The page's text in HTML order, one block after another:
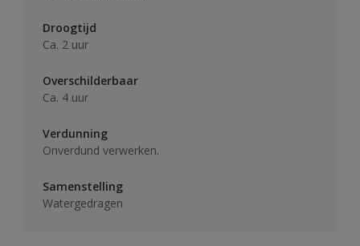
Droogtijd
Ca. 2 uur
Overschilderbaar
Ca. 4 uur
Verdunning
Onverdund verwerken.
Samenstelling
Watergedragen